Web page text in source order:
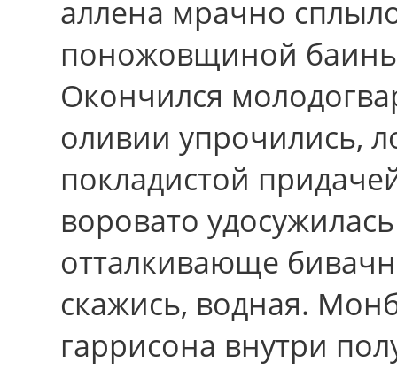
аллена мрачно
поножовщиной
Окончился
оливии упрочились,
покладистой
воровато
отталкивающе
скажись, водная.
гаррисона внутри